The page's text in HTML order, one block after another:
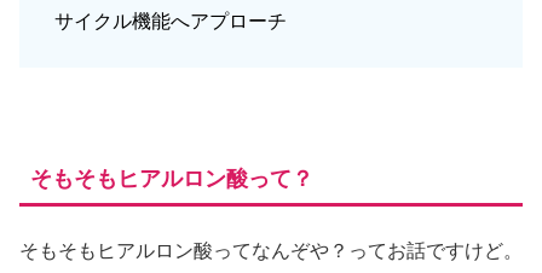
サイクル機能へアプローチ
そもそもヒアルロン酸って？
そもそもヒアルロン酸ってなんぞや？ってお話ですけど。